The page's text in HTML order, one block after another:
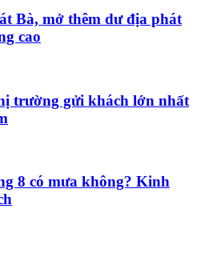
Bà, mở thêm dư địa phát
cao
trường gửi khách lớn nhất
8 có mưa không? Kinh